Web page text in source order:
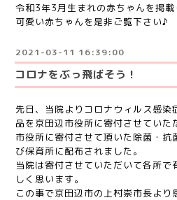
令和3年3月生まれの赤ちゃんを掲載
可愛い赤ちゃんを是非ご覧下さい♪
2021-03-11 16:39:00
コロナをぶっ飛ばそう！
先日、当院よりコロナウィルス感
品を京田辺市役所に寄付させていた
市役所に寄付させて頂いた除菌・抗
び保育所に配布されました。
当院は寄付させていただいて各所
しく思います。
この事で京田辺市の上村崇市長より